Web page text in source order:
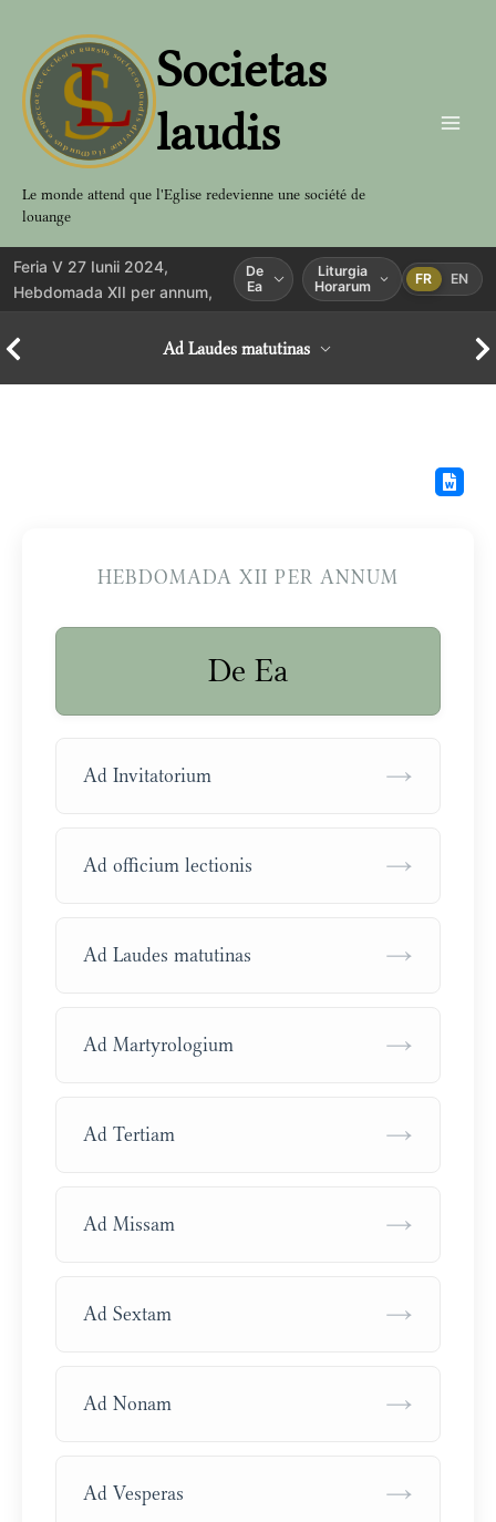
contenu
Societas
laudis
Le monde attend que l'Eglise redevienne une société de
louange
Feria V 27 Iunii 2024,
Hebdomada XII per annum,
De
Ea
Liturgia
Horarum
FR EN
Ad Laudes matutinas
HEBDOMADA XII PER ANNUM
De Ea
Ad Invitatorium →
Ad officium lectionis →
Ad Laudes matutinas →
Ad Martyrologium →
Ad Tertiam →
Ad Missam →
Ad Sextam →
Ad Nonam →
Ad Vesperas →